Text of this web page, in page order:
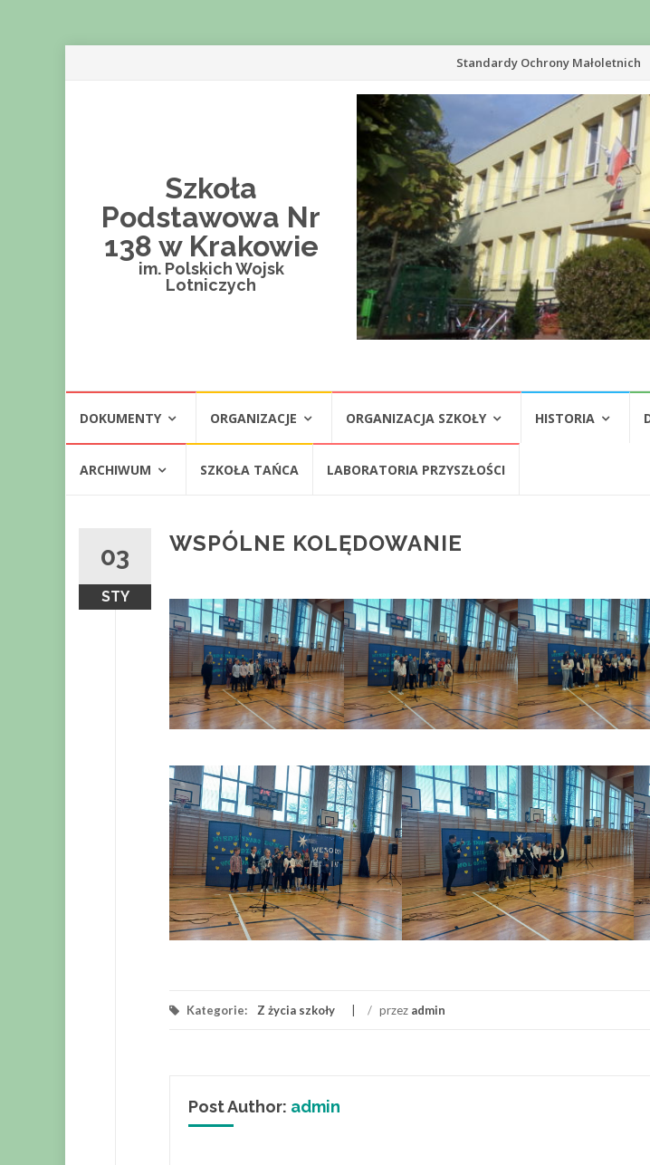
Przejdź
do
treści
Standardy Ochrony Małoletnich
Szkoła
Podstawowa Nr
138 w Krakowie
im. Polskich Wojsk
Lotniczych
treści
DOKUMENTY ORGANIZACJE ORGANIZACJA SZKOŁY HISTORIA
ARCHIWUM SZKOŁA TAŃCA LABORATORIA PRZYSZŁOŚCI
03
STY
WSPÓLNE KOLĘDOWANIE
Kategorie: Z życia szkoły / przez admin
Post Author: admin